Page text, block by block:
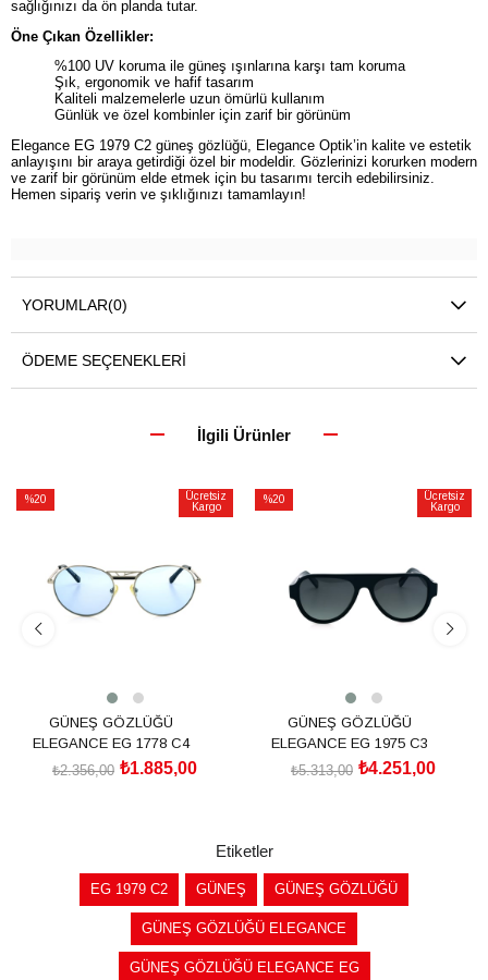
sağlığınızı da ön planda tutar.
Öne Çıkan Özellikler:
%100 UV koruma ile güneş ışınlarına karşı tam koruma
Şık, ergonomik ve hafif tasarım
Kaliteli malzemelerle uzun ömürlü kullanım
Günlük ve özel kombinler için zarif bir görünüm
Elegance EG 1979 C2 güneş gözlüğü, Elegance Optik’in kalite ve estetik
anlayışını bir araya getirdiği özel bir modeldir. Gözlerinizi korurken modern
ve zarif bir görünüm elde etmek için bu tasarımı tercih edebilirsiniz.
Hemen sipariş verin ve şıklığınızı tamamlayın!
YORUMLAR(0)
ÖDEME SEÇENEKLERI
İlgili Ürünler
%20
Ücretsiz
Kargo
GÜNEŞ GÖZLÜĞÜ
ELEGANCE EG 1778 C4
₺1.885,00
₺2.356,00
%20
Ücretsiz
Kargo
GÜNEŞ GÖZLÜĞÜ
ELEGANCE EG 1975 C3
₺4.251,00
₺5.313,00
Etiketler
EG 1979 C2 GÜNEŞ GÜNEŞ GÖZLÜĞÜ
GÜNEŞ GÖZLÜĞÜ ELEGANCE
GÜNEŞ GÖZLÜĞÜ ELEGANCE EG